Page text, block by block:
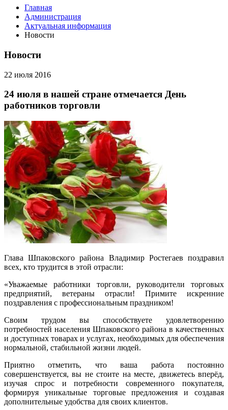
Главная
Администрация
Актуальная информация
Новости
Новости
22 июля 2016
24 июля в нашей стране отмечается День
работников торговли
Глава Шпаковского района Владимир Ростегаев поздравил
всех, кто трудится в этой отрасли:
«Уважаемые работники торговли, руководители торговых
предприятий, ветераны отрасли! Примите искренние
поздравления с профессиональным праздником!
Своим трудом вы способствуете удовлетворению
потребностей населения Шпаковского района в качественных
и доступных товарах и услугах, необходимых для обеспечения
нормальной, стабильной жизни людей.
Приятно отметить, что ваша работа постоянно
совершенствуется, вы не стоите на месте, движетесь вперёд,
изучая спрос и потребности современного покупателя,
формируя уникальные торговые предложения и создавая
дополнительные удобства для своих клиентов.